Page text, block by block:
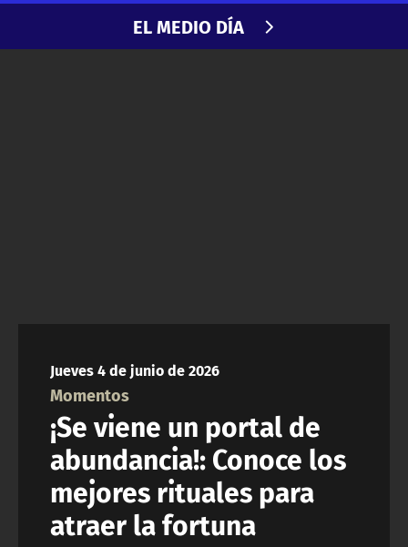
EL MEDIO DÍA
Jueves 4 de junio de 2026
Momentos
¡Se viene un portal de
abundancia!: Conoce los
mejores rituales para
atraer la fortuna